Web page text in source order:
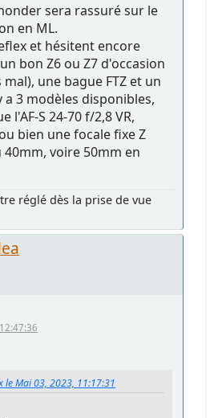
sera rassuré sur le
en ML.
et hésitent encore
bon Z6 ou Z7 d'occasion
une bague FTZ et un
3 modèles disponibles,
l'AF-S 24-70 f/2,8 VR,
bien une focale fixe Z
voire 50mm en
réglé dès la prise de vue
le Mai 03, 2023, 11:17:31